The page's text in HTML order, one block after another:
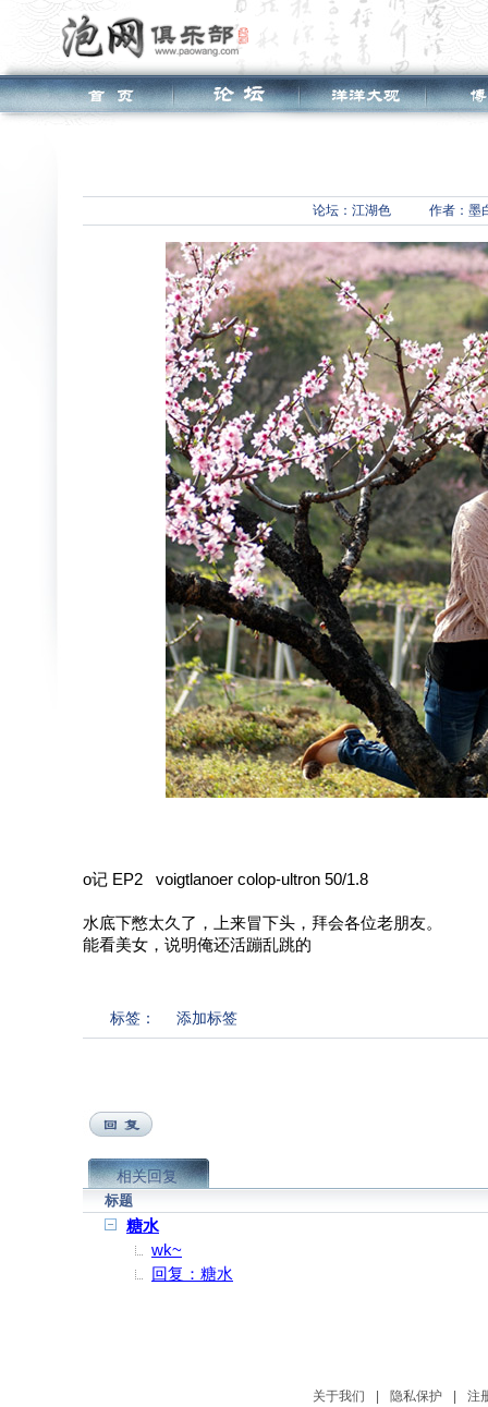
论坛： 江湖色 作者：墨
o记 EP2 voigtlanoer colop-ultron 50/1.8
水底下憋太久了，上来冒下头，拜会各位老朋友。
能看美女，说明俺还活蹦乱跳的
标签： 添加标签
相关回复
标题
糖水
wk~
回复：糖水
关于我们 隐私保护
注